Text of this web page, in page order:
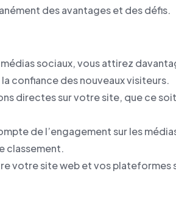
des avantages et des défis.
sociaux, vous attirez
confiance des nouveaux visiteurs.
directes sur votre site, que ce
de l’engagement sur les
classement.
votre site web et vos